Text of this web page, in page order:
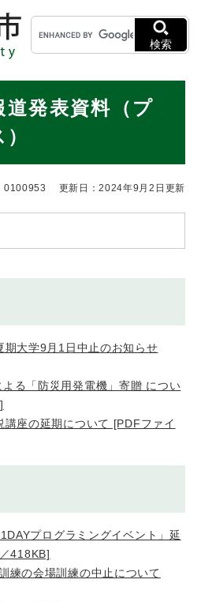
を飛ばして本文へ
キ
ー
ワ
検
検索
道発表資料（プ
0100953 更新日：2024年9月2日更新
期大学9月1日中止のお知らせ
る「防災用発電機」寄贈 につい
座の延期について [PDFファイ
プログラミングイベント」延
418KB]
練の会場訓練の中止について